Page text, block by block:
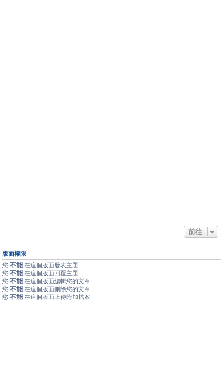
前往
版面權限
您 不能 在這個版面發表主題
您 不能 在這個版面回覆主題
您 不能 在這個版面編輯您的文章
您 不能 在這個版面刪除您的文章
您 不能 在這個版面上傳附加檔案